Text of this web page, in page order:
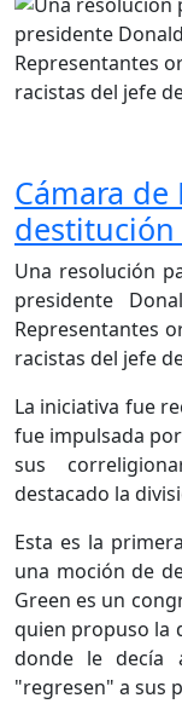
Cámara de
Una resolución
presidente
Representantes
racistas del jefe
La iniciativa fue
fue impulsada
sus
destacado la
Esta es la
una moción de
Green es un
quien propuso la
donde le decía
"regresen" a sus